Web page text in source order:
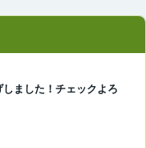
ました！チェックよろ